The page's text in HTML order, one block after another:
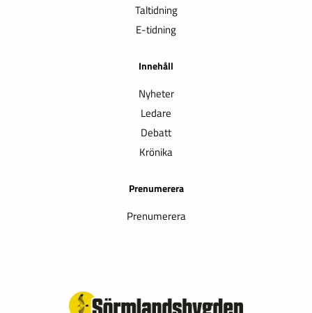
Taltidning
E-tidning
Innehåll
Nyheter
Ledare
Debatt
Krönika
Prenumerera
Prenumerera